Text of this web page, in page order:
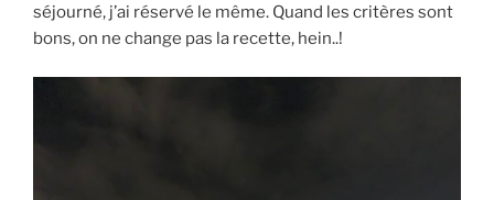
séjourné, j’ai réservé le même. Quand les critères sont
bons, on ne change pas la recette, hein..!